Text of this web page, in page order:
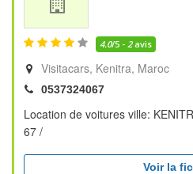
4.0/5 - 2avis
Visitacars Kenitra Maroc
0537324067
Location de voitures ville:
67 /
Voir la